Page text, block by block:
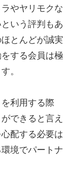
やヤリモクな
いう評判もあ
とんどが誠実
する会員は極
。
利用する際
できると言え
配する必要は
境でパートナ